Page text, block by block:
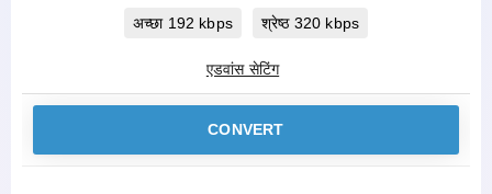
अच्छा 192 kbps श्रेष्ठ 320 kbps
एडवांस सेटिंग
CONVERT